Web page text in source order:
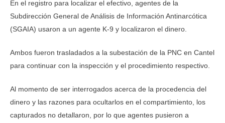
En el registro para localizar el efectivo, agentes de la
Subdirección General de Análisis de Información Antinarcótica
(SGAIA) usaron a un agente K-9 y localizaron el dinero.
Ambos fueron trasladados a la subestación de la PNC en Cantel
para continuar con la inspección y el procedimiento respectivo.
Al momento de ser interrogados acerca de la procedencia del
dinero y las razones para ocultarlos en el compartimiento, los
capturados no detallaron, por lo que agentes pusieron a